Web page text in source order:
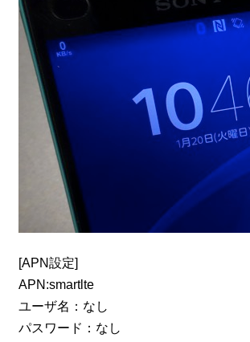
[APN設定]
APN:smartlte
ユーザ名：なし
パスワード：なし